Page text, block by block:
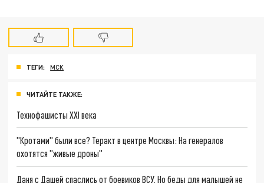
ТЕГИ: МСК
ЧИТАЙТЕ ТАКЖЕ:
Технофашисты XXI века
"Кротами" были все? Теракт в центре Москвы: На генералов
охотятся "живые дроны"
Даня с Дашей спаслись от боевиков ВСУ. Но беды для малышей не